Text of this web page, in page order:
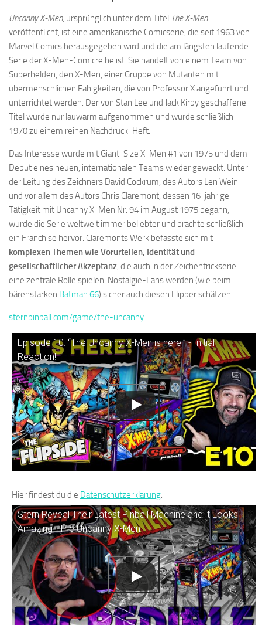
Uncanny X-Men, ursprünglich unter dem Titel The X-Men
veröffentlicht, ist eine amerikanische Comicserie, die seit 1963 von
Marvel Comics herausgegeben wird und die am längsten laufende
Serie der X-Men-Comicreihe ist. Sie handelt von einem Team von
Superhelden, den X-Men, einer Gruppe von Mutanten mit
übermenschlichen Fähigkeiten, die von Professor X angeführt und
unterrichtet werden. Der von Stan Lee und Jack Kirby geschaffene
Titel wurde nur lauwarm aufgenommen und wurde schließlich
1970 zu einem reinen Nachdruck-Heft.
Das Interesse wurde mit Giant-Size X-Men #1 von 1975 und dem
Debüt eines neuen, internationalen Teams wieder geweckt. Unter
der Leitung des Zeichners David Cockrum, des Autors Len Wein
und vor allem des Autors Chris Claremont, dessen 16-jährige
Tätigkeit mit Uncanny X-Men Nr. 94 im August 1975 begann,
wurde die Serie weltweit immer beliebter und brachte schließlich
ein Franchise hervor. Claremonts Werk befasste sich mit
komplexen Themen wie Vorurteilen, Identität und
gesellschaftlicher Akzeptanz, die auch in der Zeichentrickserie
eine zentrale Rolle spielen. Nostalgie-Fans werden (wie beim
bärenstarken Batman 66) sicher auch diesen Flipper schätzen.
sternpinball.com/game/the-uncanny
Episode 10: “The Uncanny X-Men is here!” - Initial
Reaction!
Hier findest du die Datenschutzerklärung.
Stern Reveal Their Latest Pinball Machine and it Looks
Amazing | The Uncanny X-Men